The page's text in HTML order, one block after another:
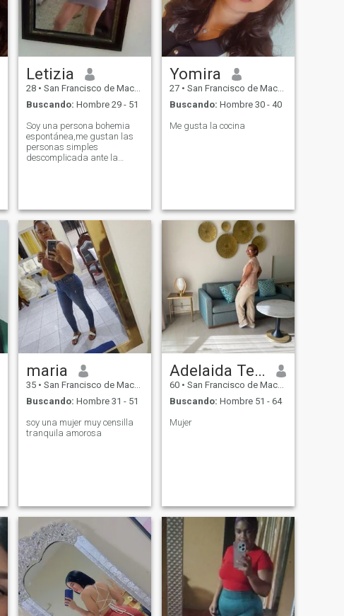
Letizia
28 • San Francisco de Macorís, Duarte, Rep. Dominicana
Buscando: Hombre 29 - 51
Soy una persona bohemia
espontánea,me gustan las
personas simples
descomplicada ante la
Yomira
27 • San Francisco de Macorís, Duarte, Rep. Dominicana
Buscando: Hombre 30 - 40
Me gusta la cocina
maria
35 • San Francisco de Macorís, Duarte, Rep. Dominicana
Buscando: Hombre 31 - 51
soy una mujer muy censilla
tranquila amorosa
Adelaida Terrero
60 • San Francisco de Macorís, Duarte, Rep. Dominicana
Buscando: Hombre 51 - 64
Mujer